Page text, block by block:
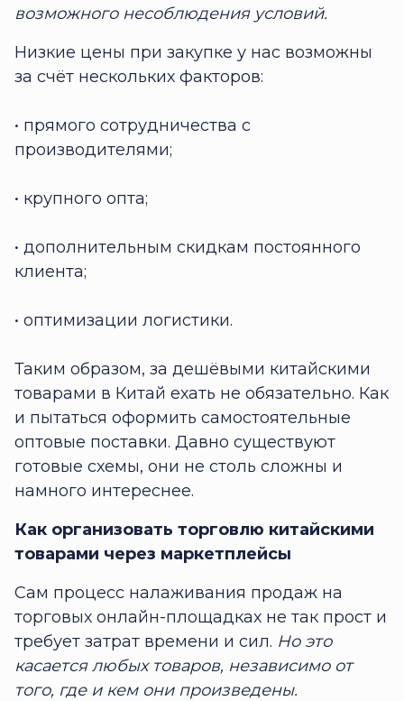
возможного несоблюдения условий.
Низкие цены при закупке у нас возможны
за счёт нескольких факторов:
• прямого сотрудничества с
производителями;
• крупного опта;
• дополнительным скидкам постоянного
клиента;
• оптимизации логистики.
Таким образом, за дешёвыми китайскими
товарами в Китай ехать не обязательно. Как
и пытаться оформить самостоятельные
оптовые поставки. Давно существуют
готовые схемы, они не столь сложны и
намного интереснее.
Как организовать торговлю китайскими
товарами через маркетплейсы
Сам процесс налаживания продаж на
торговых онлайн-площадках не так прост и
требует затрат времени и сил. Но это
касается любых товаров, независимо от
того, где и кем они произведены.